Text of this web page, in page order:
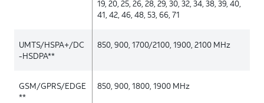
19, 20, 25, 26, 28, 29, 30, 32, 34, 38, 39, 40,
41, 42, 46, 48, 53, 66, 71
UMTS/HSPA+/DC
-HSDPA**
850, 900, 1700/2100, 1900, 2100 MHz
GSM/GPRS/EDGE
**
850, 900, 1800, 1900 MHz